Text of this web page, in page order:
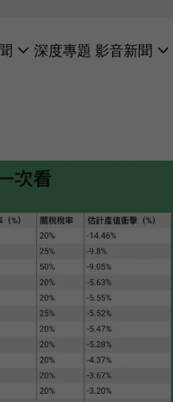
深度專題 影音新聞